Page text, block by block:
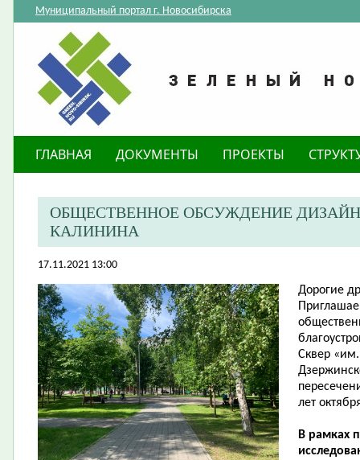
Муниципальный портал г. Новосибирска
ГЛАВНАЯ ДОКУМЕНТЫ ПРОЕКТЫ
ОБЩЕСТВЕННОЕ ОБСУЖДЕНИЕ
КАЛИНИНА
17.11.2021 13:00
Дорогие
Сквер
лет
В рамках